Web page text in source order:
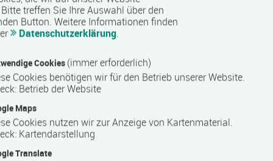
der sich auf berufliche Weiterbildung und
treffen Sie Ihre Auswahl über den
Button. Weitere Informationen finden
Datenschutzerklärung.
Cookies (immer erforderlich)
Cookies benötigen wir für den Betrieb unserer Website.
: Betrieb der Website
Maps
Cookies nutzen wir zur Anzeige von Kartenmaterial.
: Kartendarstellung
Translate